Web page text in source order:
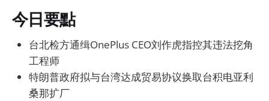
今日要點
台北检方通缉OnePlus CEO刘作虎指控其违法挖角
工程师
特朗普政府拟与台湾达成贸易协议换取台积电亚利
桑那扩厂